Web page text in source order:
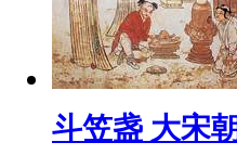
斗笠盏 大宋